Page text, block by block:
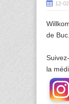
12-
de Buc.
la